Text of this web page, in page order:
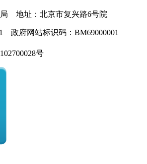
地址：北京市复兴路6号院
政府网站标识码：BM69000001
号